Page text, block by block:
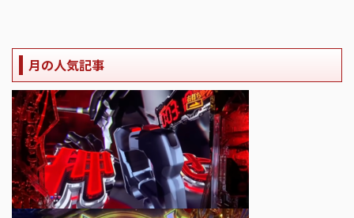
月の人気記事